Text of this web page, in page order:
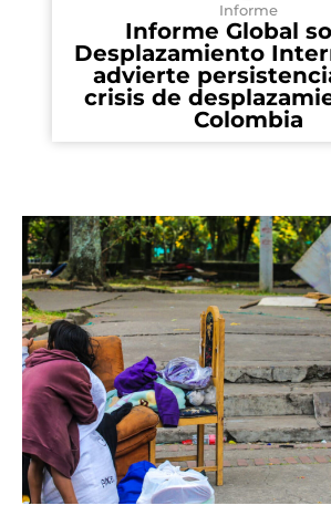
Informe
Informe Global
Desplazamiento
advierte
crisis de
Colombia